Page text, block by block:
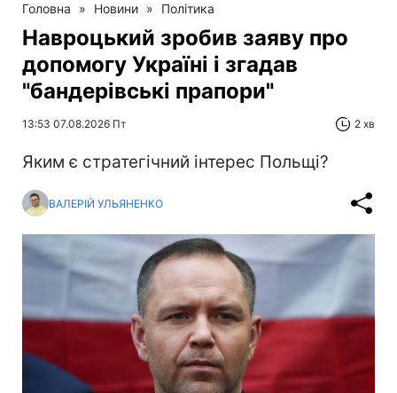
Головна » Новини » Політика
Навроцький зробив заяву про
допомогу Україні і згадав
"бандерівські прапори"
13:53 07.08.2026 Пт 2 хв
Яким є стратегічний інтерес Польщі?
ВАЛЕРІЙ УЛЬЯНЕНКО